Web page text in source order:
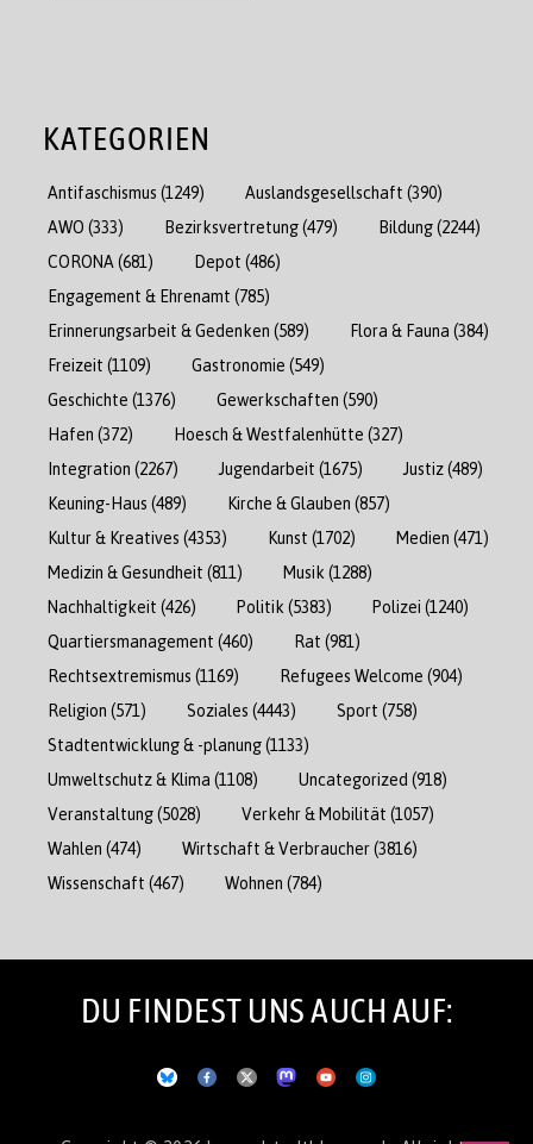
KATEGORIEN
Antifaschismus (1249) Auslandsgesellschaft (390)
AWO (333) Bezirksvertretung(479) Bildung(2244)
CORONA(681) Depot (486)
Engagement & Ehrenamt (785)
Erinnerungsarbeit & Gedenken (589) Flora & Fauna (384)
Freizeit (1109) Gastronomie (549)
Geschichte (1376) Gewerkschaften (590)
Hafen (372) Hoesch & Westfalenhütte (327)
Integration (2267) Jugendarbeit (1675) Justiz(489)
Keuning-Haus (489) Kirche & Glauben (857)
Kultur & Kreatives (4353) Kunst (1702) Medien (471)
Medizin & Gesundheit (811) Musik(1288)
Nachhaltigkeit (426) Politik(5383) Polizei (1240)
Quartiersmanagement (460) Rat (981)
Rechtsextremismus (1169) Refugees Welcome (904)
Religion (571) Soziales (4443) Sport (758)
Stadtentwicklung & -planung(1133)
Umweltschutz & Klima (1108) Uncategorized (918)
Veranstaltung(5028) Verkehr & Mobilität (1057)
Wahlen (474) Wirtschaft & Verbraucher(3816)
Wissenschaft (467) Wohnen (784)
DU FINDEST UNS AUCH AUF: